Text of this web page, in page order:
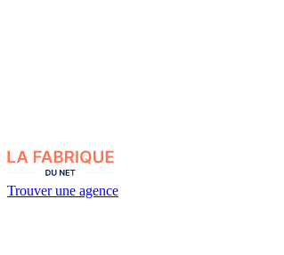
Trouver une agence